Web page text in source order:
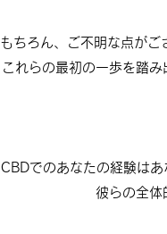
もちろん、ご不明な点が
これらの最初の一歩を踏
CBDでのあなたの経験は
彼らの全体